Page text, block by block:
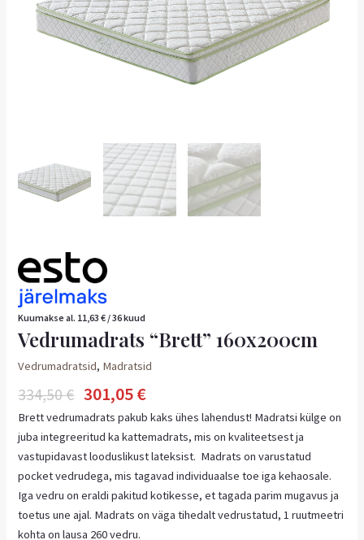
Kuumakse al. 11,63€ / 36 kuud
Vedrumadrats “Brett” 160x200cm
Vedrumadratsid, Madratsid
334,50€ 301,05€
Brett vedrumadrats pakub kaks ühes lahendust! Madratsi külge on
juba integreeritud ka kattemadrats, mis on kvaliteetsest ja
vastupidavast looduslikust lateksist. Madrats on varustatud
pocket vedrudega, mis tagavad individuaalse toe iga kehaosale.
Iga vedru on eraldi pakitud kotikesse, et tagada parim mugavus ja
toetus une ajal. Madrats on väga tihedalt vedrustatud, 1 ruutmeetri
kohta on lausa 260 vedru.